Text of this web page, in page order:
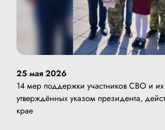
25 мая 2026
14 мер поддержки участников СВО и
утверждённых указом президента,
крае